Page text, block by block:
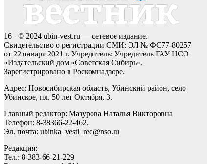
16+ © 2024 ubin-vest.ru — сетевое издание.
Свидетельство о регистрации СМИ: ЭЛ № ФС77-80257
от 22 января 2021 г. Учредитель: Учредитель ГАУ НСО
«Издательский дом «Советская Сибирь».
Зарегистрировано в Роскомнадзоре.
Адрес: Новосибирская область, Убинский район, село
Убинское, пл. 50 лет Октября, 3.
Главный редактор: Мазурова Наталья Викторовна
Телефон: 8-38366-22-462.
Эл. почта: ubinka_vesti_red@nso.ru
Редакция:
Тел.: 8-383-66-21-229